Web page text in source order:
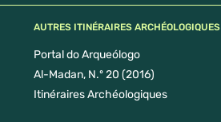
AUTRES ITINÉRAIRES ARCHÉOLOGIQUES
Portal do Arqueólogo
Al-Madan, N.º 20 (2016)
Itinéraires Archéologiques